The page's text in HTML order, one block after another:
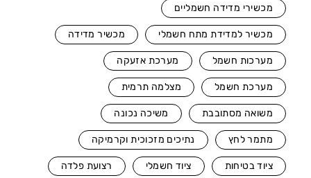
מכשירי מדידה חשמליים
מכשיר למדידת מתח חשמלי מכשיר מדידה
מערכות חשמל מערכת אזעקה
מערכת חשמל מצלמה תרמית
משואה מסתובבת משיכה נכונה
מתמר לחץ נתיכים מזכוכית וקרמיקה
ציוד בטיחות ציוד חשמלי רצועת פלדה